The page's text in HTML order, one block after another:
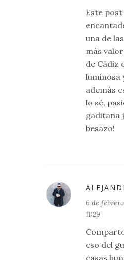
Este post
una de
más
de Cádiz
luminosa
además
lo sé,
gaditana
besazo!
6 de
11:29
eso del
casas